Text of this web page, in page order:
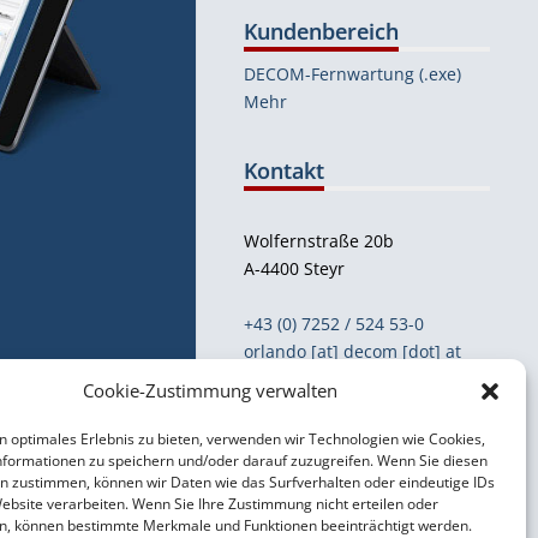
Cookie-Zustimmung verwalten
optimales Erlebnis zu bieten, verwenden wir Technologien wie Cookies,
zu speichern und/oder darauf zuzugreifen. Wenn Sie diesen
zustimmen, können wir Daten wie das Surfverhalten oder eindeutige IDs
verarbeiten. Wenn Sie Ihre Zustimmung nicht erteilen oder
können bestimmte Merkmale und Funktionen beeinträchtigt werden.
Kundenbereich
DECOM-Fernwartung (.exe)
Mehr
Kontakt
Wolfernstraße 20b
A-4400 Steyr
+43 (0) 7252 / 524 53-0
orlando [at] decom [dot] at
Support- & Kontaktformular
Impressum
Datenschutzerklärung
AGB